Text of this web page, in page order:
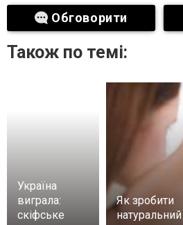
Обговорити
Також по темі:
Україна
виграла:
скіфське
Як зробити
натуральний